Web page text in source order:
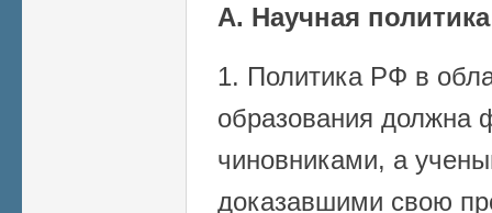
А. Научная
1. Политика РФ в
образования должна
чиновниками, а
доказавшими свою